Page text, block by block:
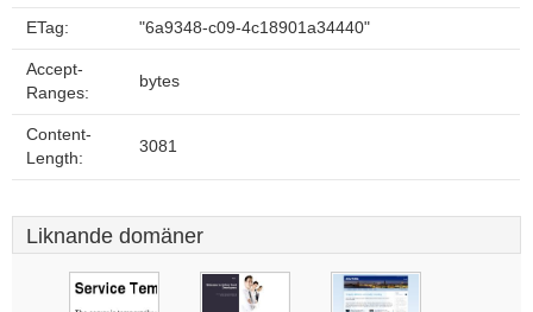
ETag: "6a9348-c09-4c18901a34440"
Accept-
Ranges:
bytes
Content-
Length:
3081
Liknande domäner